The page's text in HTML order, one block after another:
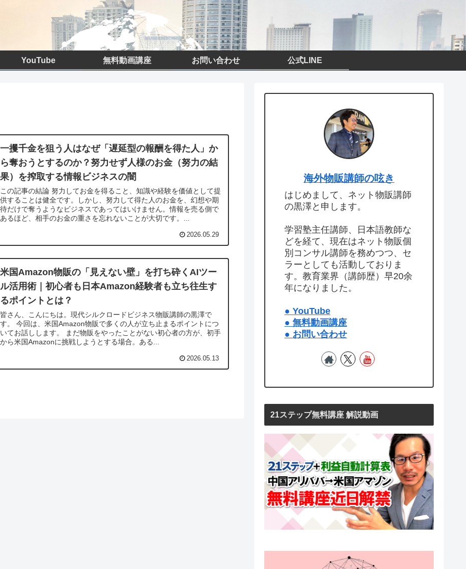
YouTube 無料動画講座 お問い合わせ 公式LINE
一攫千金を狙う人はなぜ「遅延型の報酬を得た人」か
ら奪おうとするのか？努力せず人様のお金（努力の結
果）を搾取する情報ビジネスの闇
この記事の結論 努力してお金を得ること、知識や経験を価値として提
供することは健全です。しかし、努力して得た人のお金を、幻想や期
待だけで奪うようなビジネスであってはいけません。情報を売る側で
あるほど、相手のお金の重さを忘れないことが大切です。...
2026.05.29
米国Amazon物販の「見えない壁」を打ち砕くAIツー
ル活用術｜初心者も日本Amazon経験者も立ち往生す
るポイントとは？
皆さん、こんにちは。現代シルクロードビジネス物販講師の黒澤で
す。 今回は、米国Amazon物販で多くの人が立ち止まるポイントにつ
いてお話しします。 まだ物販をやったことがない初心者の方が、初手
から米国Amazonに挑戦しようとする場合。ある...
2026.05.13
海外物販講師の呟き
はじめまして、ネット物販講師
の黒澤と申します。
学習塾主任講師、日本語教師な
どを経て、現在はネット物販個
別コンサル講師を務めつつ、セ
ラーとしても活動しておりま
す。教育業界（講師歴）早20余
年になりました。
● YouTube
● 無料動画講座
● お問い合わせ
21ステップ無料講座 解説動画